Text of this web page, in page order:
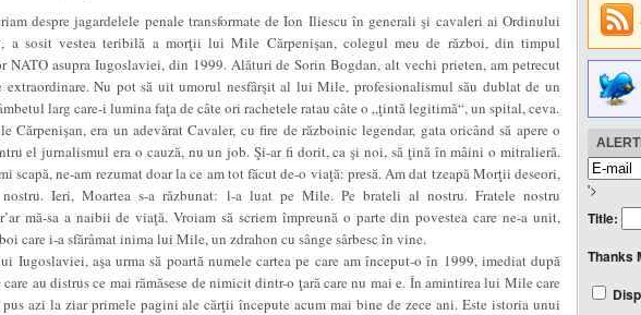
despre jagardelele penale transformate de Ion Iliescu în generali şi cavaleri ai Ordinului
a sosit vestea teribilă a morţii lui Mile Cărpenişan, colegul meu de război, din timpul
NATO asupra Iugoslaviei, din 1999. Alături de Sorin Bogdan, alt vechi prieten, am petrecut
extraordinare. Nu pot să uit umorul nesfârşit al lui Mile, profesionalismul său dublat de un
larg care-i lumina faţa de câte ori rachetele ratau câte o „ţintă legitimă“, un spital, ceva.
Cărpenişan, era un adevărat Cavaler, cu fire de războinic legendar, gata oricând să apere o
el jurnalismul era o cauză, nu un job. Şi-ar fi dorit, ca şi noi, să ţină în mâini o mitralieră.
scapă, ne-am rezumat doar la ce am tot făcut de-o viaţă: presă. Am dat tzeapă Morţii deseori,
Ieri, Moartea s-a răzbunat: l-a luat pe Mile. Pe brateli al nostru. Fratele nostru
mă-sa a naibii de viaţă. Vroiam să scriem împreună o parte din povestea care ne-a unit,
care i-a sfărâmat inima lui Mile, un zdrahon cu sânge sârbesc în vine.
Iugoslaviei, aşa urma să poartă numele cartea pe care am început-o în 1999, imediat după
care au distrus ce mai rămăsese de nimicit dintr-o ţară care nu mai e. În amintirea lui Mile care
azi la ziar primele pagini ale cărţii începute acum mai bine de zece ani. Este istoria unui
'>
Title:
Thanks